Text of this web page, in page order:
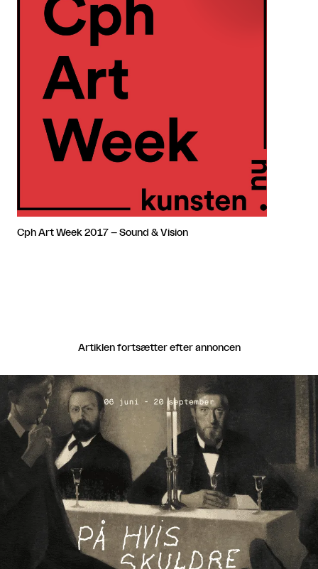
Cph Art Week 2017 – Sound & Vision
Artiklen fortsætter efter annoncen